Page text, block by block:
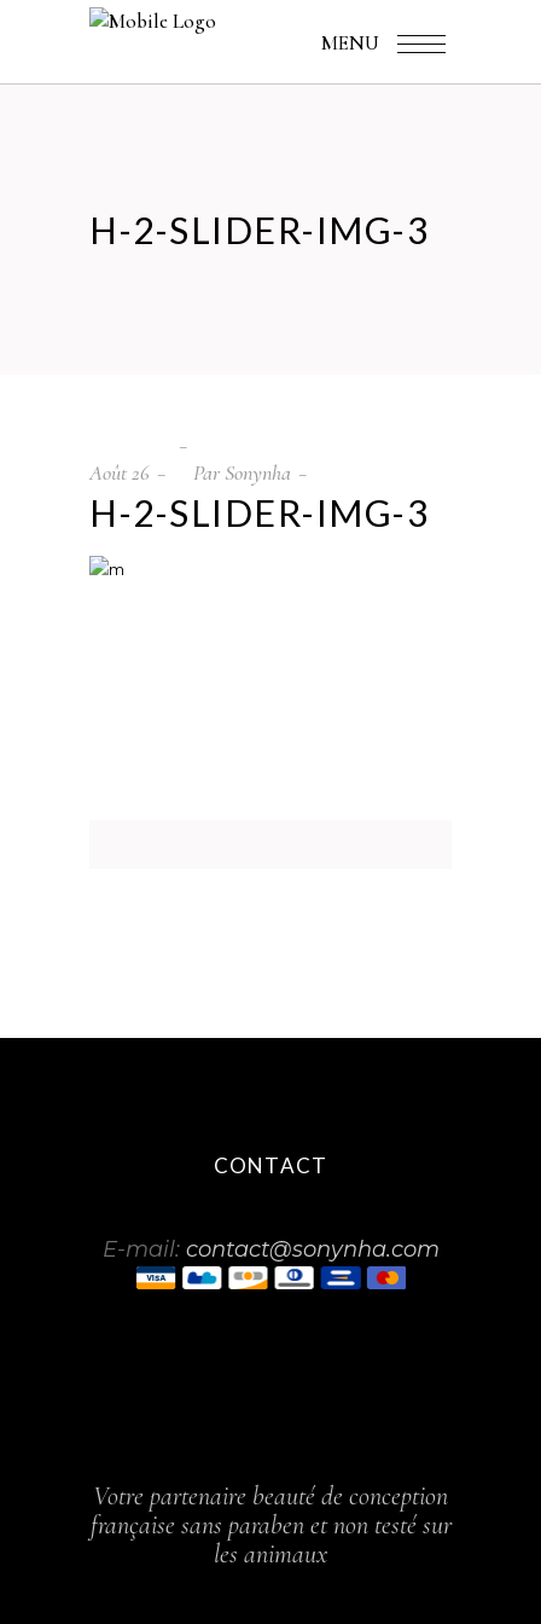
MENU
H-2-SLIDER-IMG-3
Août26 Par Sonynha
H-2-SLIDER-IMG-3
CONTACT
E-mail: contact@sonynha.com
Votre partenaire beauté de conception
française sans paraben et non testé sur
les animaux